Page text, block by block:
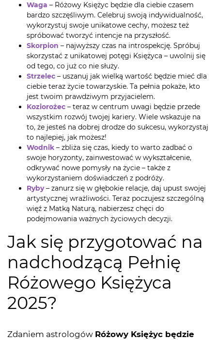
Waga – Różowy Księżyc będzie dla ciebie czasem
bardzo szczęśliwym. Celebruj swoją indywidualność,
wykorzystuj swoje unikatowe cechy, możesz też
spróbować tworzyć intencje na przyszłość.
Skorpion – najwyższy czas na introspekcję. Spróbuj
skorzystać z unikatowej potęgi Księżyca – uwolnij się
od tego, co już co nie służy.
Strzelec – uszanuj jak wielką wartość będzie mieć dla
ciebie teraz życie towarzyskie. Ta pełnia pokaże, kto
jest twoim prawdziwym przyjacielem.
Koziorożec – teraz w centrum uwagi będzie przede
wszystkim rozwój twojej kariery. Wiele wskazuje na
to, że jesteś na dobrej drodze do sukcesu, wykorzystaj
to najlepiej, jak możesz!
Wodnik – zbliża się czas, kiedy to warto zadbać o
swoje horyzonty, zainwestować w wykształcenie,
odkrywać nowe pomysły na życie – także z
wykorzystaniem doświadczeń z podróży.
Ryby – zanurz się w głębokie relacje, daj upust swojej
artystycznej wrażliwości. Teraz poczujesz szczególną
więź z Matką Naturą, nabierzesz chęci do
podejmowania ważnych życiowych decyzji.
Jak się przygotować na
nadchodzącą Pełnię
Różowego Księżyca
2025?
Zdaniem astrologów Różowy Księżyc będzie